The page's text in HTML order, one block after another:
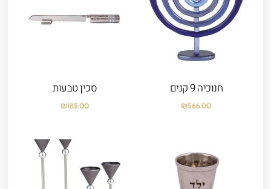
חנוכיה 9 קנים
₪566.00
סכין טבעות
₪185.00